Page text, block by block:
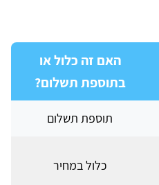
האם זה כלול או
בתוספת תשלום?
תוספת תשלום
כלול במחיר